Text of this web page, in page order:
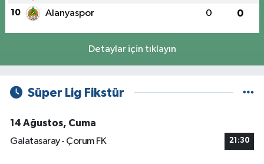
10 Alanyaspor 0 0
Detaylar için tıklayın
Süper Lig Fikstür
14 Ağustos, Cuma
Galatasaray - Çorum FK
21:30